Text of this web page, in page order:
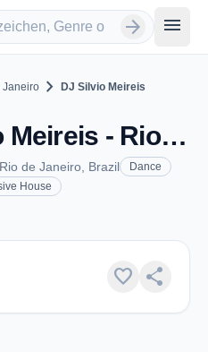
arrow_forward menu
Janeiro chevron_right DJ Silvio Meireis
DJ Silvio Meireis - Rio de Janeiro
de Janeiro, Brazil
Dance
House
favorite share